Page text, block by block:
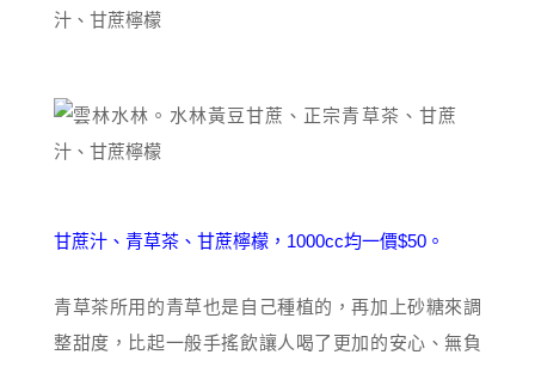
甘蔗汁、青草茶、甘蔗檸檬，1000cc均一價$50。
青草茶所用的青草也是自己種植的，再加上砂糖來調
整甜度，比起一般手搖飲讓人喝了更加的安心、無負